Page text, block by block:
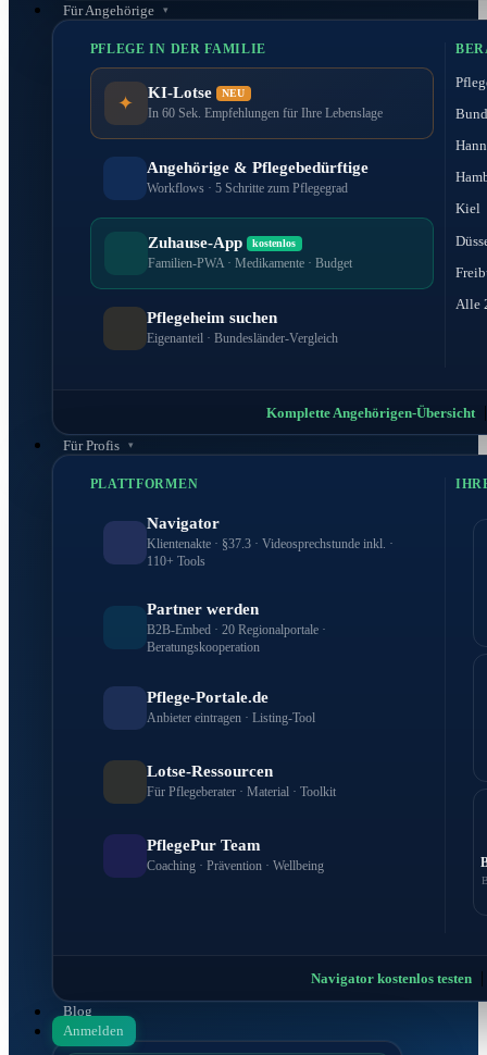
Für Angehörige
PFLEGE IN DER FAMILIE
✦ KI-Lotse NEU
In 60 Sek. Empfehlungen für Ihre Lebenslage
Angehörige & Pflegebedürftige
Workflows · 5 Schritte zum Pflegegrad
Zuhause-App kostenlos
Familien-PWA · Medikamente · Budget
Pflegeheim suchen
Eigenanteil · Bundesländer-Vergleich
Kiel
Alle
Komplette Angehörigen-Übersicht
Für Profis
PLATTFORMEN
Navigator
Klientenakte · §37.3 · Videosprechstunde inkl. ·
110+ Tools
Partner werden
B2B-Embed · 20 Regionalportale ·
Beratungskooperation
Pflege-Portale.de
Anbieter eintragen · Listing-Tool
Lotse-Ressourcen
Für Pflegeberater · Material · Toolkit
PflegePur Team
Coaching · Prävention · Wellbeing
Navigator kostenlos testen
Blog
Anmelden